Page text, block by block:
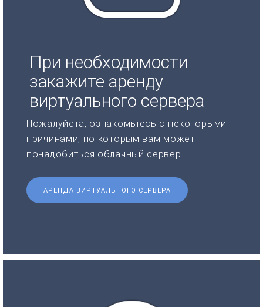
При необходимости
закажите аренду
виртуального сервера
Пожалуйста, ознакомьтесь с некоторыми
причинами, по которым вам может
понадобиться облачный сервер.
АРЕНДА ВИРТУАЛЬНОГО СЕРВЕРА